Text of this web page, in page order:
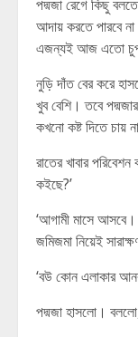
পদ্মজা রেগে কিছু
আদায় করতে পারবে
এজন্যই আজ এতো
নুড়ি দাঁত বের করে
খুব বেশি। তবে
কখনো কষ্ট দিতে চায়
রাতের খাবার
কইছে?’
‘আগামী মাসে আসবে।
জমিজমা নিয়েই
‘বউ কোন এলাকার
পদ্মজা হাসলো।